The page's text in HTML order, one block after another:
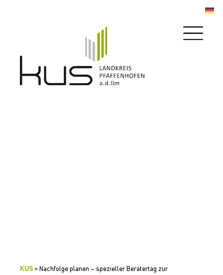
KUS » Nachfolge planen – spezieller Beratertag zur